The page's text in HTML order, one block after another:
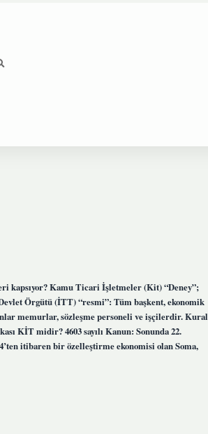
Kamu Ticari İşletmeler (Kit) “Deney”;
Örgütü (İTT) “resmi”: Tüm başkent, ekonomik
memurlar, sözleşme personeli ve işçilerdir. Kural
KİT midir? 4603 sayılı Kanun: Sonunda 22.
itibaren bir özelleştirme ekonomisi olan Soma,